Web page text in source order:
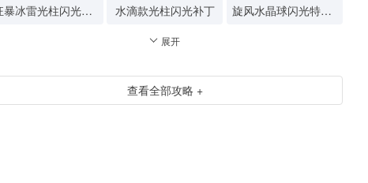
狂暴冰雷光柱闪光补丁 水滴款光柱闪光补丁 旋风水晶球闪光特效补丁
展开
查看全部攻略 +